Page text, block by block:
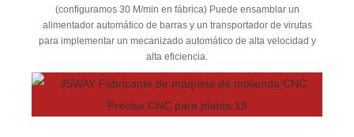
(configuramos 30 M/min en fábrica) Puede ensamblar un
alimentador automático de barras y un transportador de virutas
para implementar un mecanizado automático de alta velocidad y
alta eficiencia.